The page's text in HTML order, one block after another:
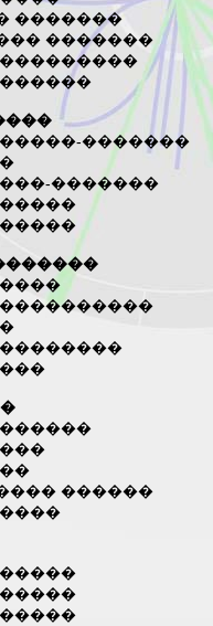
�������
�������
�������
�������
������